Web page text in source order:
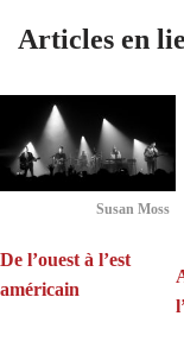
Articles en
Susan Moss
De l’ouest à l’est
américain